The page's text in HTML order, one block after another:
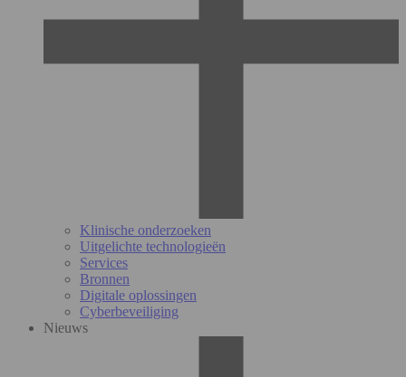
Klinische onderzoeken
Uitgelichte technologieën
Services
Bronnen
Digitale oplossingen
Cyberbeveiliging
Nieuws